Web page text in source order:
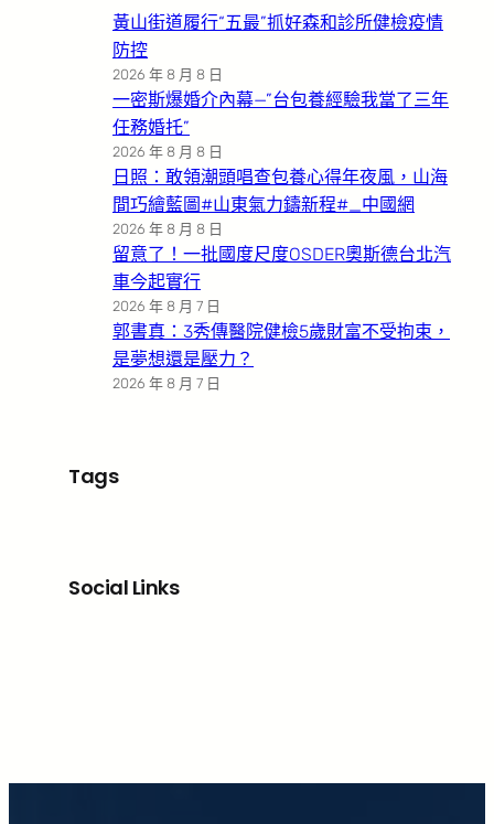
黃山街道履行“五最”抓好森和診所健檢疫情
防控
2026 年 8 月 8 日
一密斯爆婚介內幕—”台包養經驗我當了三年
任務婚托”
2026 年 8 月 8 日
日照：敢領潮頭唱查包養心得年夜風，山海
間巧繪藍圖#山東氣力鑄新程#_中國網
2026 年 8 月 8 日
留意了！一批國度尺度OSDER奧斯德台北汽
車今起實行
2026 年 8 月 7 日
郭書真：3秀傳醫院健檢5歲財富不受拘束，
是夢想還是壓力？
2026 年 8 月 7 日
Tags
Social Links